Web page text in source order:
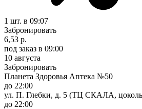
1 шт. в 09:07
Забронировать
6,53 р.
под заказ в 09:00
10 августа
Забронировать
Планета Здоровья Аптека №50
до 22:00
ул. П. Глебки, д. 5 (ТЦ СКАЛА,
до 22:00